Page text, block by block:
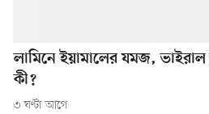
লামিনে ইয়ামালের যমজ,
কী?
৩ ঘণ্টা আগে